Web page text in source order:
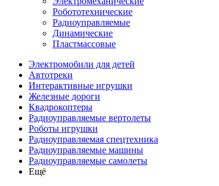
Робототехнические
Радиоуправляемые
Динамические
Пластмассовые
Электромобили для детей
Автотреки
Интерактивные игрушки
Железные дороги
Квадрокоптеры
Радиоуправляемые вертолеты
Роботы игрушки
Радиоуправляемая спецтехника
Радиоуправляемые машины
Радиоуправляемые самолеты
Ещё